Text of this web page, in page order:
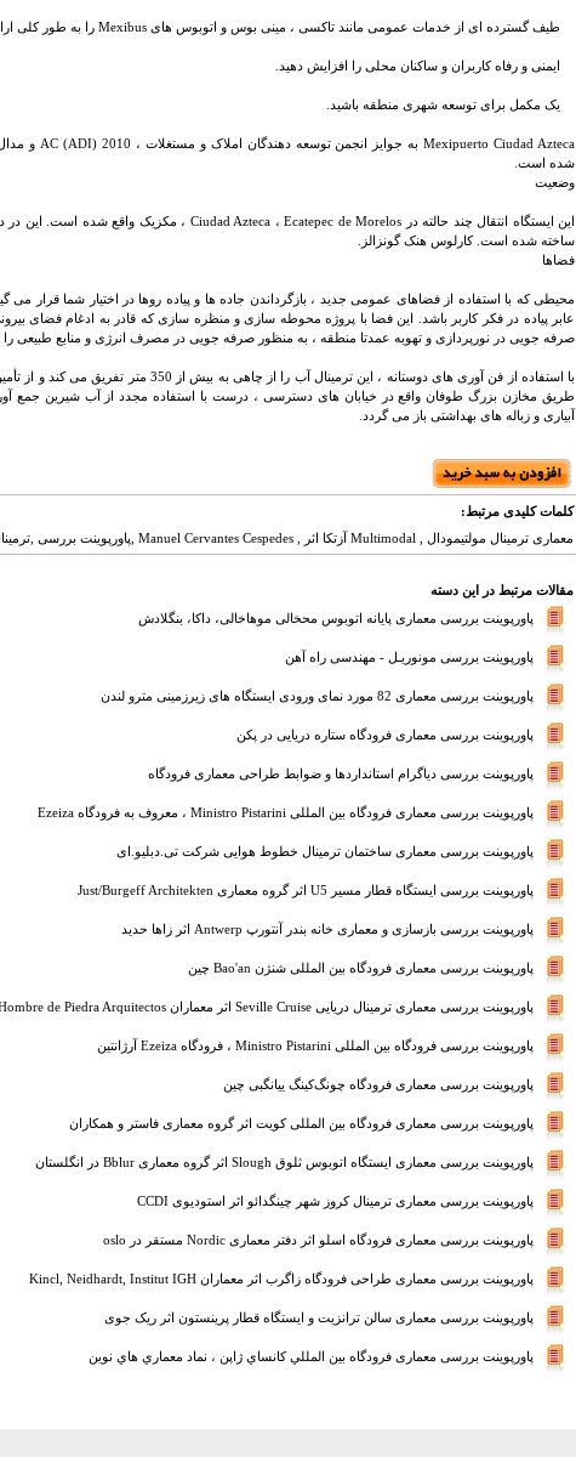
طیف گسترده ای از خدمات عمومی مانند تاکسی ، مینی بوس و اتوبوس های Mexibus را به طور کلی ارائه دهید.
ایمنی و رفاه کاربران و ساکنان محلی را افزایش دهید.
یک مکمل برای توسعه شهری منطقه باشید.
شده است.
وضعیت
ساخته شده است. کارلوس هنک گونزالز.
فضاها
محیطی که با استفاده از فضاهای عمومی جدید ، بازگرداندن جاده ها و پیاده روها در اختیار شما قرار می
عابر پیاده در فکر کاربر باشد. این فضا با پروژه محوطه سازی و منظره سازی که قادر به ادغام فضای
صرفه جویی در نورپردازی و تهویه عمدتا منطقه ، به منظور صرفه جویی در مصرف انرژی و منابع طبیعی را
با استفاده از فن آوری های دوستانه ، این
طریق مخازن بزرگ طوفان واقع در خیابان های دسترسی ، درست با استفاده مجدد از آب شیرین جمع
آبیاری و زباله های بهداشتی باز می گردد.
کلمات کلیدی مرتبط:
معماری ترمینال مولتیمودال , Multimodal آزتکا اثر , Manuel Cervantes Cespedes ,پاورپوینت بررسی ,ترمینال Multimodal آزتکا ,
مقالات مرتبط در این دسته
پاورپوینت بررسی معماری پایانه اتوبوس محخالی موهاخالی، داکا، بنگلادش
پاورپوینت بررسی مونوریـل - مهندسی راه آهن
پاورپوینت بررسی معماری 82 مورد نمای ورودی ایستگاه های زیرزمینی مترو لندن
پاورپوینت بررسی معماری فرودگاه ستاره دریایی در پکن
پاورپوینت بررسی دیاگرام استانداردها و ضوابط طراحی معماری فرودگاه
پاورپوینت بررسی معماری فرودگاه بین المللی Ministro Pistarini ، معروف به فرودگاه Ezeiza
پاورپوینت بررسی معماری ساختمان ترمینال خطوط هوایی شرکت تی.دبلیو.ای
پاورپوینت بررسی ایستگاه قطار مسیر U5 اثر گروه معماری Just/Burgeff Architekten
پاورپوینت بررسی بازسازی و معماری خانه بندر آنتورپ Antwerp اثر زاها حدید
پاورپوینت بررسی معماری فرودگاه بین المللی شنژن Bao'an چین
پاورپوینت بررسی معماری ترمینال دریایی Seville Cruise اثر معماران Buró 4 ، Hombre de Piedra Arquitectos
پاورپوینت بررسی فرودگاه بین المللی Ministro Pistarini ، فرودگاه Ezeiza آرژانتین
پاورپوینت بررسی معماری فرودگاه چونگ‌کینگ ییانگبی چین
پاورپوینت بررسی معماری فرودگاه بین المللی کویت اثر گروه معماری فاستر و همکاران
پاورپوینت بررسی معماری ایستگاه اتوبوس ثلوق Slough اثر گروه معماری Bblur در انگلستان
پاورپوینت بررسی معماری ترمینال کروز شهر چینگدائو اثر استودیوی CCDI
پاورپوینت بررسی معماری فرودگاه اسلو اثر دفتر معماری Nordic مستقر در oslo
پاورپوینت بررسی معماری طراحی فرودگاه زاگرب اثر معماران Kincl, Neidhardt, Institut IGH
پاورپوینت بررسی معماری سالن ترانزیت و ایستگاه قطار پرینستون اثر ریک جوی
پاورپوینت بررسی معماری فرودگاه بين المللي کانساي ژاپن ، نماد معماري هاي نوين